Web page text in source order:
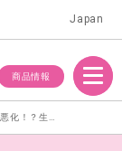
Japan
商品情報
Menu